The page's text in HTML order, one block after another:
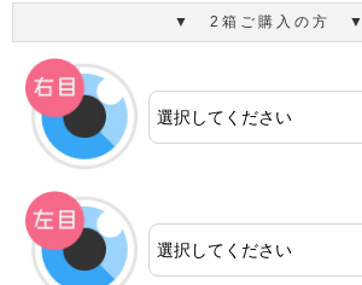
▼ 2箱ご購入の方 ▼